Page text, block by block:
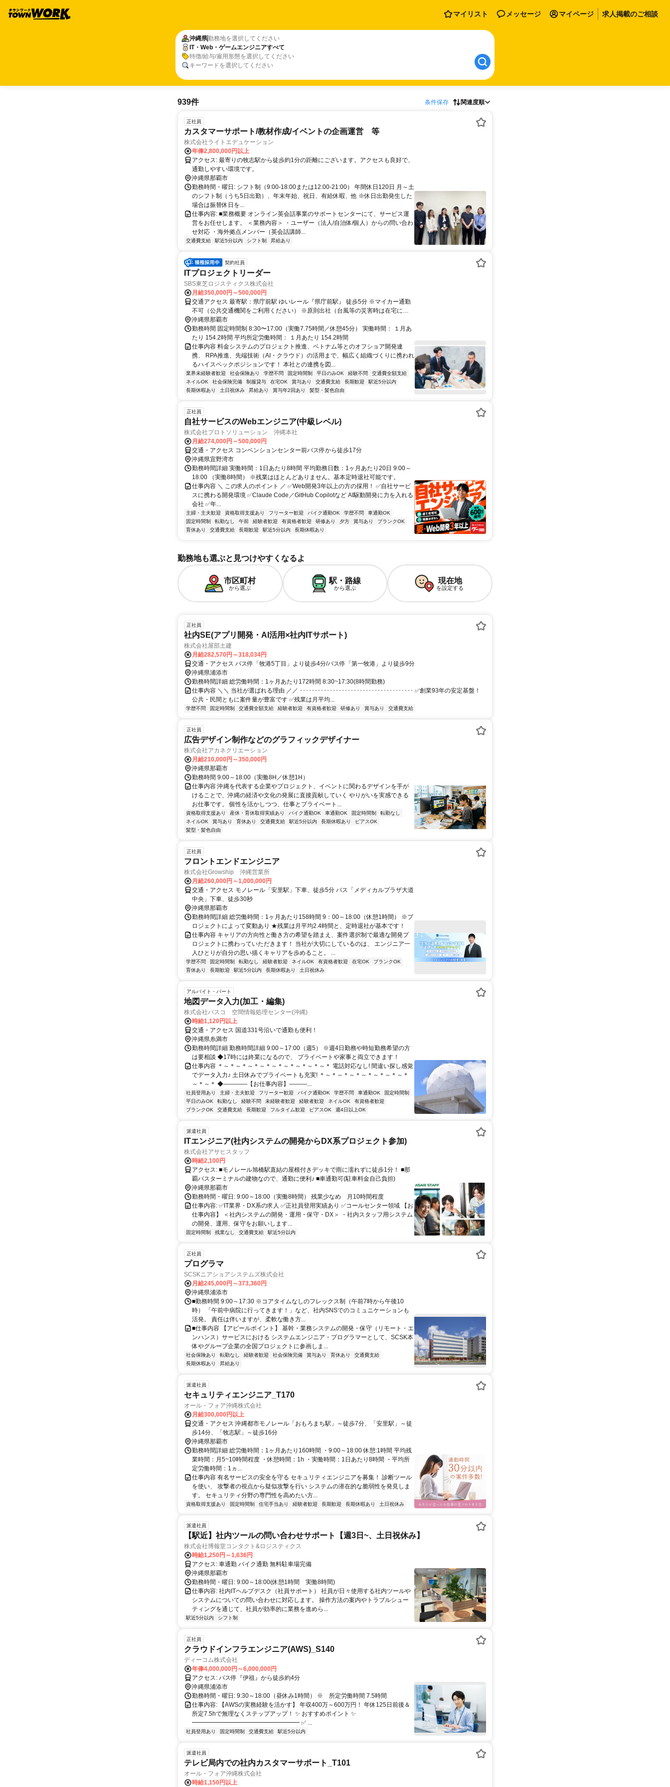
マイリスト メッセージ マイページ 求人掲載のご相談
沖縄県勤務地を選択してください
IT・Web・ゲームエンジニアすべて
特徴/給与/雇用形態を選択してください
キーワードを選択してください
939件 条件保存 関連度順
正社員
カスタマーサポート/教材作成/イベントの企画運営 等
株式会社ライトエデュケーション
年俸2,800,000円以上
アクセス: 最寄りの牧志駅から徒歩約1分の距離にございます。アクセスも良好で、
通勤しやすい環境です。
沖縄県那覇市
勤務時間・曜日: シフト制（9:00-18:00または12:00-21:00） 年間休日120日 月～土
のシフト制（うち5日出勤）、年末年始、祝日、有給休暇、他 ※休日出勤発生した
場合は振替休日を...
仕事内容: ■業務概要 オンライン英会話事業のサポートセンターにて、サービス運
営をお任せします。 ＜業務内容＞ ・ユーザー（法人/自治体/個人）からの問い合わ
せ対応 ・海外拠点メンバー（英会話講師...
交通費支給 駅近5分以内 シフト制 昇給あり
契約社員
ITプロジェクトリーダー
SBS東芝ロジスティクス株式会社
月給350,000円～500,000円
交通アクセス 最寄駅：県庁前駅 ゆいレール『県庁前駅』 徒歩5分 ※マイカー通勤
不可（公共交通機関をご利用ください） ※原則出社（台風等の災害時は在宅にて
テレワークの場合あり）
沖縄県那覇市
勤務時間 固定時間制 8:30〜17:00（実働7.75時間／休憩45分） 実働時間： １月あ
たり 154.2時間 平均所定労働時間： １月あたり 154.2時間
仕事内容 料金システムのプロジェクト推進、ベトナム等とのオフショア開発連
携、 RPA推進、先端技術（AI・クラウド）の活用まで、幅広く組織づくりに携われ
るハイスペックポジションです！ 本社との連携を図...
業界未経験者歓迎 社会保険あり 学歴不問 固定時間制 平日のみOK 経験不問
交通費全額支給
ネイルOK
社会保険完備 制服貸与 在宅OK 賞与あり 交通費支給 長期歓迎
駅近5分以内
長期休暇あり
土日祝休み 昇給あり 賞与年2回あり 髪型・髪色自由
正社員
自社サービスのWebエンジニア(中級レベル)
株式会社プロトソリューション 沖縄本社
月給274,000円～500,000円
交通・アクセス コンベンションセンター前バス停から徒歩17分
沖縄県宜野湾市
勤務時間詳細 実働時間：1日あたり8時間 平均勤務日数：1ヶ月あたり20日 9:00～
18:00 （実働8時間） ※残業はほとんどありません。基本定時退社可能です。
仕事内容 ＼ この求人のポイント ／ ✅Web開発3年以上の方の採用！ ✅自社サービ
スに携わる開発環境 ✅Claude Code／GitHub Copilotなど AI駆動開発に力を入れる
会社 ✅年...
主婦・主夫歓迎 資格取得支援あり フリーター歓迎 バイク通勤OK 学歴不問
車通勤OK
固定時間制
転勤なし 午前 経験者歓迎 有資格者歓迎 研修あり 夕方 賞与あり
ブランクOK
育休あり
交通費支給 長期歓迎 駅近5分以内 長期休暇あり
勤務地も選ぶと見つけやすくなるよ
市区町村
から選ぶ
駅・路線
から選ぶ
現在地
を設定する
正社員
社内SE(アプリ開発・AI活用×社内ITサポート)
株式会社屋部土建
月給282,570円～318,034円
交通・アクセス バス停「牧港5丁目」より徒歩4分/バス停「第一牧港」より徒歩9分
沖縄県浦添市
勤務時間詳細 総労働時間：1ヶ月あたり172時間 8:30~17:30(8時間勤務)
仕事内容 ＼＼ 当社が選ばれる理由 ／／ ･･････････････････････････････････････ ✅創業93年の安定基盤！
公共・民間ともに案件量が豊富です ✅残業は月平均...
学歴不問 固定時間制 交通費全額支給 経験者歓迎 有資格者歓迎 研修あり 賞与あり 交通費支給
正社員
広告デザイン制作などのグラフィックデザイナー
株式会社アカネクリエーション
月給210,000円～350,000円
沖縄県那覇市
勤務時間 9:00～18:00（実働8H／休憩1H）
仕事内容 沖縄を代表する企業やプロジェクト、イベントに関わるデザインを手が
けることで、沖縄の経済や文化の発展に直接貢献していく やりがいを実感できる
お仕事です。 個性を活かしつつ、仕事とプライベート...
資格取得支援あり 産休・育休取得実績あり バイク通勤OK 車通勤OK 固定時間制
転勤なし
ネイルOK
賞与あり 育休あり 交通費支給 駅近5分以内 長期休暇あり
ピアスOK
髪型・髪色自由
正社員
フロントエンドエンジニア
株式会社Growship 沖縄営業所
月給260,000円～1,000,000円
交通・アクセス モノレール「安里駅」下車、徒歩5分 バス「メディカルプラザ大道
中央」下車、徒歩30秒
沖縄県那覇市
勤務時間詳細 総労働時間：1ヶ月あたり158時間 9：00～18:00（休憩1時間） ※プ
ロジェクトによって変動あり ★残業は月平均2.4時間と、定時退社が基本です！
仕事内容 キャリアの方向性と働き方の希望を踏まえ、案件選択制で最適な開発プ
ロジェクトに携わっていただきます！ 当社が大切にしているのは、 エンジニア一
人ひとりが自分の思い描くキャリアを歩めること。 ...
学歴不問 固定時間制 転勤なし 経験者歓迎 ネイルOK 有資格者歓迎 在宅OK
ブランクOK
育休あり
長期歓迎 駅近5分以内 長期休暇あり 土日祝休み
アルバイト・パート
地図データ入力(加工・編集)
株式会社パスコ 空間情報処理センター(沖縄)
時給1,120円以上
交通・アクセス 国道331号沿いで通勤も便利！
沖縄県糸満市
勤務時間詳細 勤務時間詳細 9:00～17:00（週5） ※週4日勤務や時短勤務希望の方
は要相談 ◆17時には終業になるので、 プライベートや家事と両立できます！
仕事内容 ＊～＊～＊～＊～＊～＊～＊～＊～＊～＊ 電話対応なし! 間違い探し感覚
でデータ入力♪ 土日休みでプライベートも充実! ＊～＊～＊～＊～＊～＊～＊～＊
～＊～＊ ◆――――【お仕事内容】―――...
社員登用あり 主婦・主夫歓迎 フリーター歓迎 バイク通勤OK 学歴不問 車通勤OK
固定時間制
平日のみOK
転勤なし 経験不問 未経験者歓迎 経験者歓迎 ネイルOK
有資格者歓迎
ブランクOK
交通費支給 長期歓迎 フルタイム歓迎 ピアスOK 週4日以上OK
派遣社員
ITエンジニア(社内システムの開発からDX系プロジェクト参加)
株式会社アサヒスタッフ
時給2,100円
アクセス: ■モノレール旭橋駅直結の屋根付きデッキで雨に濡れずに徒歩1分！ ■那
覇バスターミナルの建物なので、通勤に便利♪ ■車通勤可(駐車料金自己負担)
沖縄県那覇市
勤務時間・曜日: 9:00～18:00（実働8時間） 残業少なめ 月10時間程度
仕事内容: ✅IT業界・DX系の求人 ✅正社員登用実績あり ✅コールセンター領域 【お
仕事内容】 ＜社内システムの開発・運用・保守・DX＞ ・社内スタッフ用システム
の開発、運用、保守をお願いします...
固定時間制 残業なし 交通費支給 駅近5分以内
正社員
プログラマ
SCSKニアショアシステムズ株式会社
月給245,000円～373,360円
沖縄県浦添市
■勤務時間 9:00～17:30 ※コアタイムなしのフレックス制（午前7時から午後10
時） 「午前中病院に行ってきます！」など、社内SNSでのコミュニケーションも
活発。 責任は伴いますが、柔軟な働き方...
■仕事内容 【アピールポイント】 基幹・業務システムの開発・保守（リモート・エ
ンハンス）サービスにおける システムエンジニア・プログラマーとして、SCSK本
体やグループ企業の全国プロジェクトに参画しま...
社会保険あり 転勤なし 経験者歓迎 社会保険完備 賞与あり 育休あり
交通費支給
長期休暇あり
昇給あり
派遣社員
セキュリティエンジニア_T170
オール・フォア沖縄株式会社
月給300,000円以上
交通・アクセス 沖縄都市モノレール「おもろまち駅」～徒歩7分、「安里駅」～徒
歩14分、「牧志駅」～徒歩16分
沖縄県那覇市
勤務時間詳細 総労働時間：1ヶ月あたり160時間 ・9:00～18:00 休憩:1時間 平均残
業時間：月5~10時間程度 ・休憩時間：1h ・実働時間：1日あたり8時間 ・平均所
定労働時間：1ヵ...
仕事内容 有名サービスの安全を守る セキュリティエンジニアを募集！ 診断ツール
を使い、 攻撃者の視点から疑似攻撃を行い システムの潜在的な脆弱性を発見しま
す。 セキュリティ分野の専門性を高めたい方...
資格取得支援あり 固定時間制 住宅手当あり 経験者歓迎 長期歓迎 長期休暇あり 土日祝休み
派遣社員
【駅近】社内ツールの問い合わせサポート【週3日~、土日祝休み】
株式会社博報堂コンタクト&ロジスティクス
時給1,250円～1,636円
アクセス: 車通勤 バイク通勤 無料駐車場完備
沖縄県那覇市
勤務時間・曜日: 9:00～18:00(休憩1時間 実働8時間)
仕事内容: 社内ITヘルプデスク（社員サポート） 社員が日々使用する社内ツールや
システムについての問い合わせに対応します。 操作方法の案内やトラブルシュー
ティングを通じて、社員が効率的に業務を進めら...
駅近5分以内 シフト制
正社員
クラウドインフラエンジニア(AWS)_S140
ディーコム株式会社
年俸4,000,000円～6,000,000円
アクセス: バス停『伊祖』から徒歩約4分
沖縄県浦添市
勤務時間・曜日: 9:30～18:00（昼休み1時間） ※ 所定労働時間 7.5時間
仕事内容: 【AWSの実務経験を活かす】 年収400万～600万円！ 年休125日前後＆
所定7.5hで無理なくステップアップ！ ✨ おすすめポイント ✨
━━━━━━━━━━━━━━━━━━ ✅ ...
社員登用あり 固定時間制 交通費支給 駅近5分以内
派遣社員
テレビ局内での社内カスタマーサポート_T101
オール・フォア沖縄株式会社
時給1,150円以上